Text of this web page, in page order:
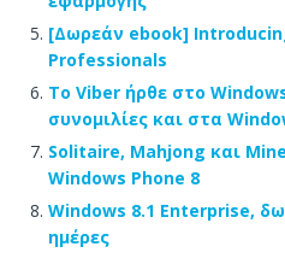
[Δωρεάν ebook]
Professionals
Το Viber ήρθε στο
συνομιλίες και στα
Solitaire, Mahjong και
Windows Phone 8
Windows 8.1 Enterprise,
ημέρες